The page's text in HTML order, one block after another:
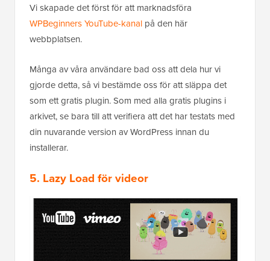
Vi skapade det först för att marknadsföra
WPBeginners YouTube-kanal på den här
webbplatsen.
Många av våra användare bad oss att dela hur vi
gjorde detta, så vi bestämde oss för att släppa det
som ett gratis plugin. Som med alla gratis plugins i
arkivet, se bara till att verifiera att det har testats med
din nuvarande version av WordPress innan du
installerar.
5. Lazy Load för videor